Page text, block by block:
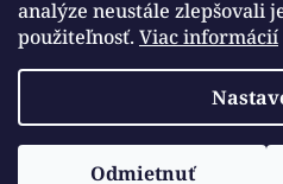
analýze neustále zlepšovali
použiteľnosť. Viac informácií
Odmietnuť
Facebook
Vytvoril ShoptetCopyright 2026